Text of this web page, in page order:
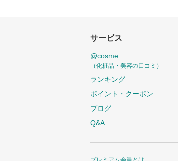
サービス
@cosme
（化粧品・美容の口コミ）
ランキング
ポイント・クーポン
ブログ
Q&A
プレミアム会員とは